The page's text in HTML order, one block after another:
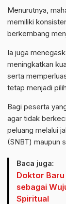
Menurutnya,
memiliki
berkembang
Ia juga
meningkatkan
serta
tetap menjadi
Bagi peserta
agar tidak
peluang melalui
(SNBT) maupun
Baca juga:
Doktor Baru
sebagai
Spiritual